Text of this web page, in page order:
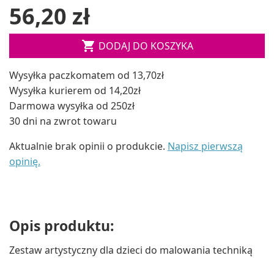
56,20 zł
 DODAJ DO KOSZYKA
Wysyłka paczkomatem od 13,70zł
Wysyłka kurierem od 14,20zł
Darmowa wysyłka od 250zł
30 dni na zwrot towaru
Aktualnie brak opinii o produkcie. Napisz pierwszą
opinię.
Opis produktu:
Zestaw artystyczny dla dzieci do malowania techniką